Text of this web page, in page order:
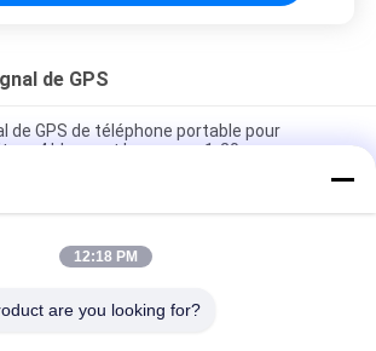
de GPS
de GPS de téléphone portable pour
4 bloquant la gamme 1-20m
1500MHZ de signal de 800mW 30dBm
généralistes
de Wifi GPS de 5 canaux, brouilleur mobile
12:18 PM
are you looking for?